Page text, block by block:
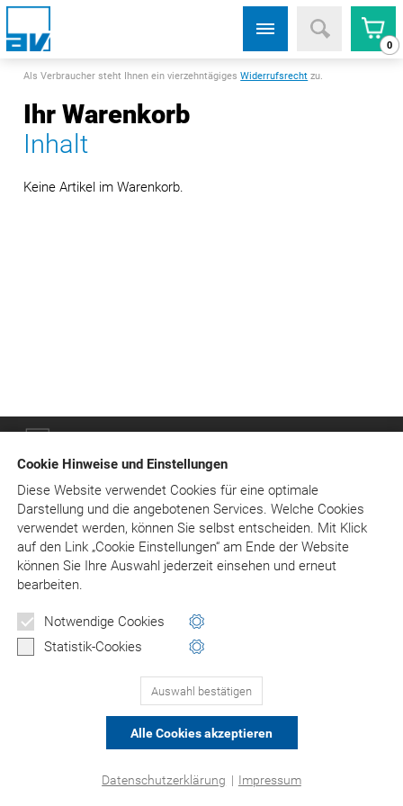
Cookie Hinweise und Einstellungen
Diese Website verwendet Cookies für eine optimale
Darstellung und die angebotenen Services. Welche Cookies
verwendet werden, können Sie selbst entscheiden. Mit Klick
aufden Link „Cookie Einstellungen“ am Ende der Website
können Sie Ihre Auswahl jederzeit einsehen und erneut
bearbeiten.
Notwendige Cookies
Statistik-Cookies
Auswahl bestätigen
Alle Cookies akzeptieren
Datenschutzerklärung | Impressum
0
Als Verbraucher steht Ihnen ein vierzehntägigesWiderrufsrecht zu.
Ihr Warenkorb
Inhalt
Keine Artikel im Warenkorb.